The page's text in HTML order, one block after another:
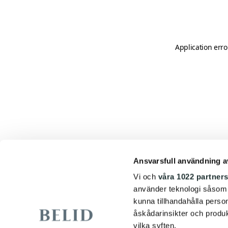
Ansvarsfull användning
Vi och våra 1022 partners
använder teknologi
kunna tillhandahålla
åskådarinsikter och
vilka syften.
Application